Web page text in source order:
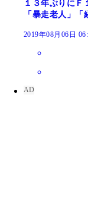
１３年ぶりに
「暴走老人」
2019年08月06日